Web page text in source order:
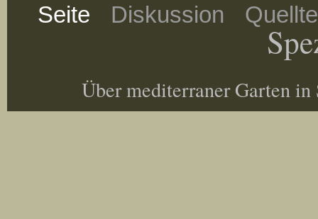
Seite Diskussion
Über mediterraner Garten in